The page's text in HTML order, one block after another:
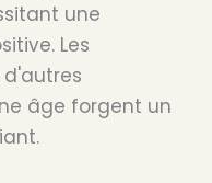
une
Les
âge forgent un